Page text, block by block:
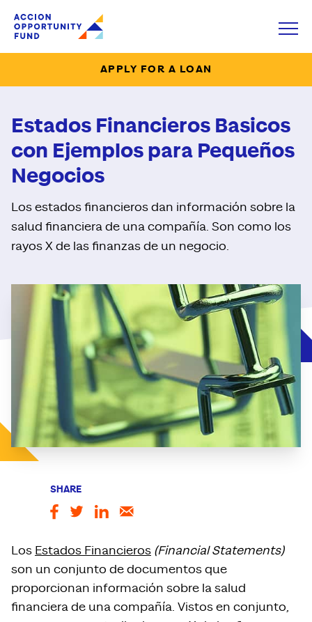
Accion Opportunity Fund
APPLY FOR A LOAN
Estados Financieros Basicos
con Ejemplos para Pequeños
Negocios
Los estados financieros dan información sobre la
salud financiera de una compañía. Son como los
rayos X de las finanzas de un negocio.
SHARE
Los Estados Financieros (Financial Statements)
son un conjunto de documentos que
proporcionan información sobre la salud
financiera de una compañía. Vistos en conjunto,